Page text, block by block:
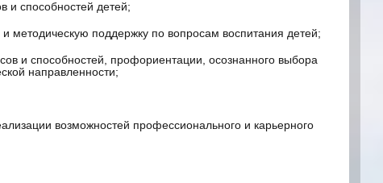
и способностей детей;
методическую поддержку по вопросам воспитания детей;
и способностей, профориентации, осознанного выбора
направленности;
возможностей профессионального и карьерного